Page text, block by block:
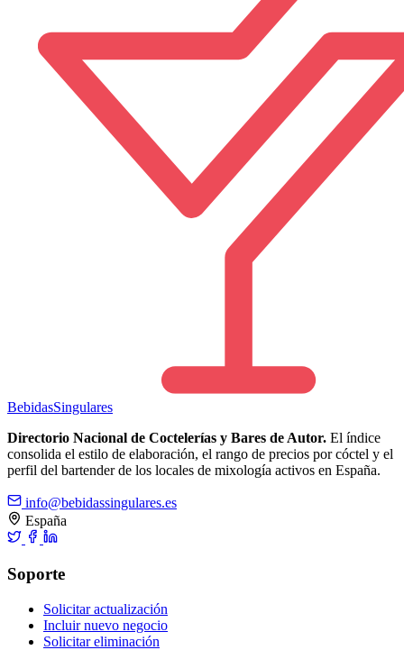
BebidasSingulares
Directorio Nacional de Coctelerías y Bares de Autor. El índice
consolida el estilo de elaboración, el rango de precios por cóctel y el
perfil del bartender de los locales de mixología activos en España.
info@bebidassingulares.es
España
Soporte
Solicitar actualización
Incluir nuevo negocio
Solicitar eliminación